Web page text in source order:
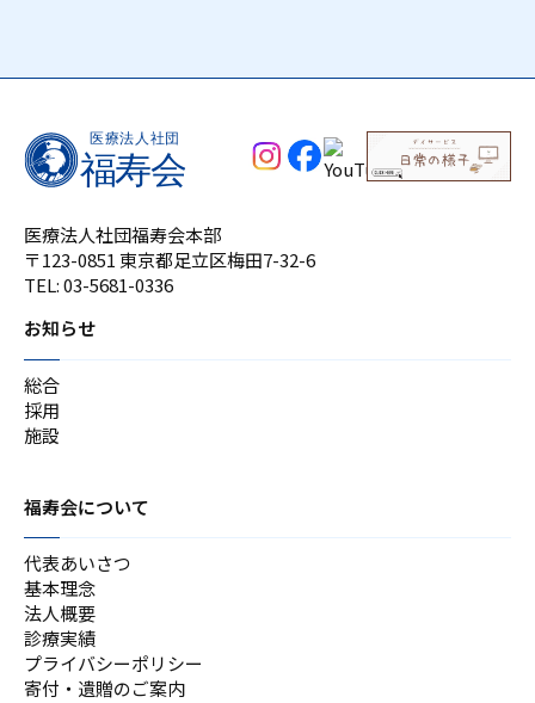
医療法人社団福寿会本部
〒123-0851 東京都足立区梅田7-32-6
TEL:03-5681-0336
お知らせ
総合
採用
施設
福寿会について
代表あいさつ
基本理念
法人概要
診療実績
プライバシーポリシー
寄付・遺贈のご案内